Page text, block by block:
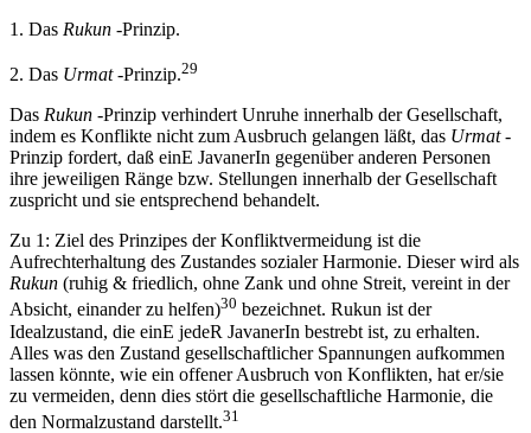
1. Das Rukun -Prinzip.
2. Das Urmat-Prinzip.29
Das Rukun -Prinzip verhindert Unruhe innerhalb der Gesellschaft,
indem es Konflikte nicht zum Ausbruch gelangen läßt, das Urmat-
Prinzip fordert, daß einE JavanerIn gegenüber anderen Personen
ihre jeweiligen Ränge bzw. Stellungen innerhalb der Gesellschaft
zuspricht und sie entsprechend behandelt.
Zu 1: Ziel des Prinzipes der Konfliktvermeidung ist die
Aufrechterhaltung des Zustandes sozialer Harmonie. Dieser wird als
Rukun (ruhig & friedlich, ohne Zank und ohne Streit, vereint in der
Absicht, einander zu helfen)30 bezeichnet. Rukun ist der
Idealzustand, die einE jedeR JavanerIn bestrebt ist, zu erhalten.
Alles was den Zustand gesellschaftlicher Spannungen aufkommen
lassen könnte, wie ein offener Ausbruch von Konflikten, hat er/sie
zu vermeiden, denn dies stört die gesellschaftliche Harmonie, die
den Normalzustand darstellt.31